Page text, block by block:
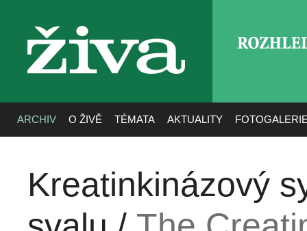
živa
ARCHIV O ŽIVĚ TÉMATA AKTUALITY
Kreatinkinázový